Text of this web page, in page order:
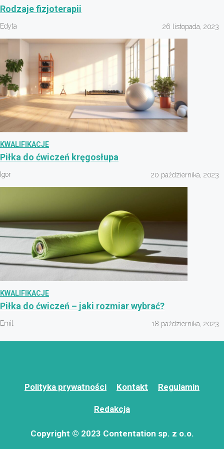
Rodzaje fizjoterapii
Edyta 26 listopada, 2023
KWALIFIKACJE
Piłka do ćwiczeń kręgosłupa
Igor 20 października, 2023
KWALIFIKACJE
Piłka do ćwiczeń – jaki rozmiar wybrać?
Emil 18 października, 2023
Polityka prywatności Kontakt Regulamin
Redakcja
Copyright © 2023 Contentation sp. z o.o.